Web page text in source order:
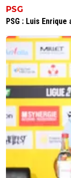
une ère se
PSG
PSG : Luis